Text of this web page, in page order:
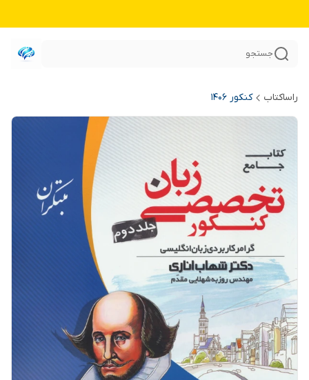
جستجو
راساکتاب کنکور 140۶